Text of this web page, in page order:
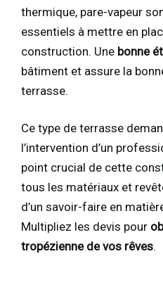
thermique, pare-vapeur
essentiels à mettre en
construction. Une bonne
bâtiment et assure la
terrasse.
Ce type de terrasse
l’intervention d’un
point crucial de cette
tous les matériaux et
d’un savoir-faire en
Multipliez les devis pour
tropézienne de vos rêves.